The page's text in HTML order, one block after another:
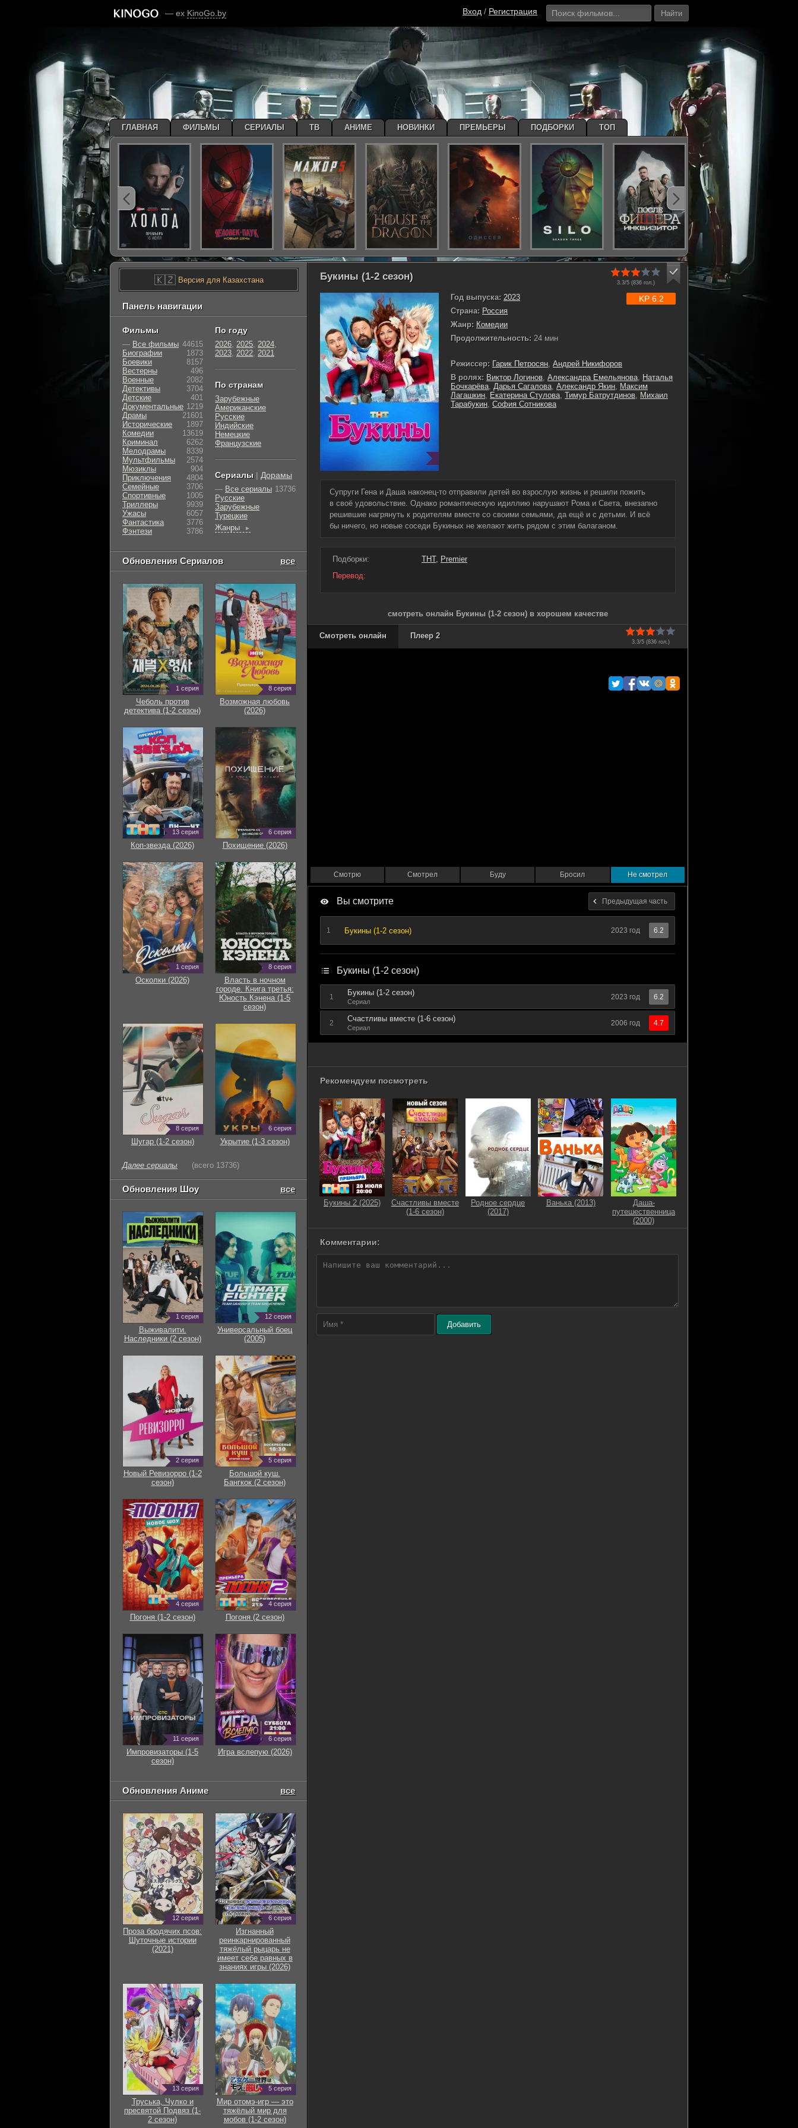
— ex KinoGo.by Вход / Регистрация Найти
Букины (1-2 сезон)
3.3/5 (836гол.)
Год выпуска: 2023
Страна: Россия
Жанр: Комедии
Продолжительность: 24 мин
KP 6.2
Режиссер: Гарик Петросян, Андрей Никифоров
В ролях: Виктор Логинов, Александра Емельянова, Наталья
Бочкарёва, Дарья Сагалова, Александр Якин, Максим
Лагашкин, Екатерина Стулова, Тимур Батрутдинов, Михаил
Тарабукин, София Сотникова
Супруги Гена и Даша наконец-то отправили детей во взрослую жизнь и решили пожить
в своё удовольствие. Однако романтическую идиллию нарушают Рома и Света, внезапно
решившие нагрянуть к родителям вместе со своими семьями, да ещё и с детьми. И всё
бы ничего, но новые соседи Букиных не желают жить рядом с этим балаганом.
Подборки: ТНТ, Premier
Перевод:
смотреть онлайн Букины (1-2 сезон) в хорошем качестве
3.3/5 (836гол.)
Смотреть онлайн Плеер 2
Смотрю Смотрел Буду Бросил Не смотрел
Вы смотрите Предыдущая часть
1 Букины (1-2 сезон) 2023 год 6.2
Букины (1-2 сезон)
1 Букины (1-2 сезон)
Сериал
2023 год 6.2
2 Счастливы вместе (1-6 сезон)
Сериал
2006 год 4.7
Рекомендуем посмотреть
Букины 2 (2025)
Счастливы вместе
(1-6 сезон)
Родное сердце
(2017)
Ванька (2013)
Даша-
путешественница
(2000)
Комментарии:
Добавить
🇰🇿Версия для Казахстана
Панель навигации
Фильмы
— Все фильмы 44615
Биографии
1873
Боевики
8157
Вестерны
496
Военные
2082
Детективы
3704
Детские
401
Документальные 1219
Драмы
21601
Исторические
1897
Комедии
13619
Криминал
6262
Мелодрамы
8339
Мультфильмы
2574
Мюзиклы
904
Приключения
4804
Семейные
3706
Cпортивные
1005
Триллеры
9939
Ужасы
6057
Фантастика
3776
Фэнтези
3786
По году
2026, 2025, 2024,
2023, 2022, 2021
По странам
Зарубежные
Американские
Русские
Индийские
Немецкие
Французские
Сериалы | Дорамы
— Все сериалы 13736
Русские
Зарубежные
Турецкие
Жанры
►
Обновления Сериалов все
1 серия
Чеболь против
детектива (1-2 сезон)
8 серия
Возможная любовь
(2026)
13 серия
Коп-звезда (2026)
6 серия
Похищение (2026)
1 серия
Осколки (2026)
8 серия
Власть в ночном
городе. Книга третья:
Юность Кэнена (1-5
сезон)
8 серия
Шугар (1-2 сезон)
6 серия
Укрытие (1-3 сезон)
Далее сериалы (всего 13736)
Обновления Шоу все
1 серия
Выживалити.
Наследники (2 сезон)
12 серия
Универсальный боец
(2005)
2 серия
Новый Ревизорро (1-2
сезон)
5 серия
Большой куш.
Бангкок (2 сезон)
4 серия
Погоня (1-2 сезон)
4 серия
Погоня (2 сезон)
11 серия
Импровизаторы (1-5
сезон)
6 серия
Игра вслепую (2026)
Обновления Аниме все
12 серия
Проза бродячих псов:
Шуточные истории
(2021)
6 серия
Изгнанный
реинкарнированный
тяжёлый рыцарь не
имеет себе равных в
знаниях игры (2026)
13 серия
Труська, Чулко и
пресвятой Подвяз (1-
2 сезон)
5 серия
Мир отомэ-игр — это
тяжёлый мир для
мобов (1-2 сезон)
ГЛАВНАЯ ФИЛЬМЫ СЕРИАЛЫ ТВ АНИМЕ НОВИНКИ ПРЕМЬЕРЫ ПОДБОРКИ ТОП